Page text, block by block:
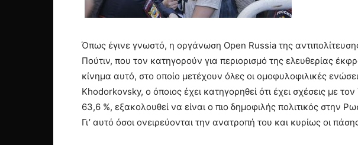
Όπως έγινε γνωστό, η οργάνωση Open Russia της
Πούτιν, που τον κατηγορούν για περιορισμό της ελευθερίας
κίνημα αυτό, στο οποίο μετέχουν όλες οι ομοφυλοφιλικές
Khodorkovsky, ο όποιος έχει κατηγορηθεί ότι έχει σχέσεις με
63,6 %, εξακολουθεί να είναι ο πιο δημοφιλής πολιτικός στην
Γι’ αυτό όσοι ονειρεύονται την ανατροπή του και κυρίως οι